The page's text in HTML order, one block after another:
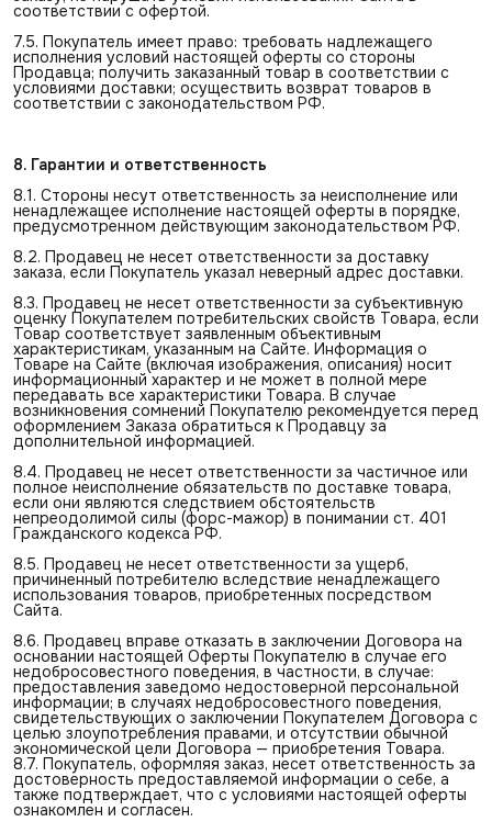
соответствии с офертой.
7.5. Покупатель имеет право: требовать надлежащего
исполнения условий настоящей оферты со стороны
Продавца; получить заказанный товар в соответствии с
условиями доставки; осуществить возврат товаров в
соответствии с законодательством РФ.
8. Гарантии и ответственность
8.1. Стороны несут ответственность за неисполнение или
ненадлежащее исполнение настоящей оферты в порядке,
предусмотренном действующим законодательством РФ.
8.2. Продавец не несет ответственности за доставку
заказа, если Покупатель указал неверный адрес доставки.
8.3. Продавец не несет ответственности за субъективную
оценку Покупателем потребительских свойств Товара, если
Товар соответствует заявленным объективным
характеристикам, указанным на Сайте. Информация о
Товаре на Сайте (включая изображения, описания) носит
информационный характер и не может в полной мере
передавать все характеристики Товара. В случае
возникновения сомнений Покупателю рекомендуется перед
оформлением Заказа обратиться к Продавцу за
дополнительной информацией.
8.4. Продавец не несет ответственности за частичное или
полное неисполнение обязательств по доставке товара,
если они являются следствием обстоятельств
непреодолимой силы (форс-мажор) в понимании ст. 401
Гражданского кодекса РФ.
8.5. Продавец не несет ответственности за ущерб,
причиненный потребителю вследствие ненадлежащего
использования товаров, приобретенных посредством
Сайта.
8.6. Продавец вправе отказать в заключении Договора на
основании настоящей Оферты Покупателю в случае его
недобросовестного поведения, в частности, в случае:
предоставления заведомо недостоверной персональной
информации; в случаях недобросовестного поведения,
свидетельствующих о заключении Покупателем Договора с
целью злоупотребления правами, и отсутствии обычной
экономической цели Договора — приобретения Товара.
8.7. Покупатель, оформляя заказ, несет ответственность за
достоверность предоставляемой информации о себе, а
также подтверждает, что с условиями настоящей оферты
ознакомлен и согласен.